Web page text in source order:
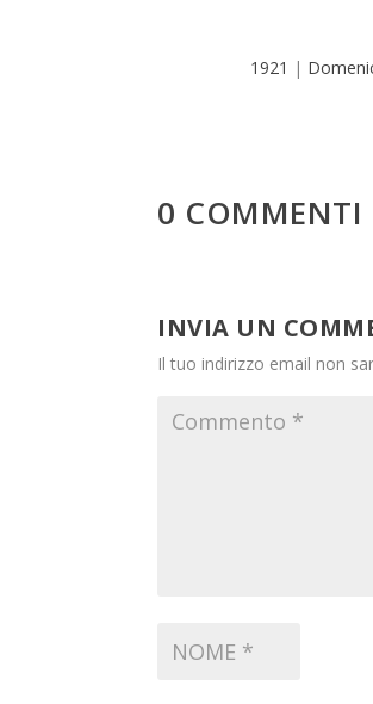
1921 |
0 COMMENTI
INVIA UN
Il tuo indirizzo email non